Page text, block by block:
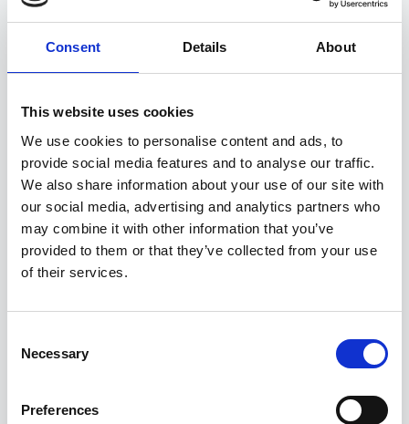
Consent Details About
This website uses cookies
We use cookies to personalise content and ads, to
provide social media features and to analyse our traffic.
We also share information about your use of our site with
our social media, advertising and analytics partners who
may combine it with other information that you’ve
provided to them or that they’ve collected from your use
of their services.
Selection
Necessary
Preferences
Inom bolaget
VillaFönster har fnnits sedan 2008 och är idag en rikstäckande
leverantör av fönster och dörrar. Sveriges bredaste fönsterlager
leverara nyproducerade fönster inom 3 veckor.
särklass bäst leveranstid.